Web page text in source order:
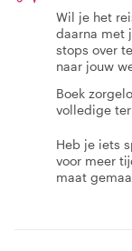
Wil je het
daarna met
stops over
naar jouw
Boek
volledige
Heb je iets
voor meer
maat